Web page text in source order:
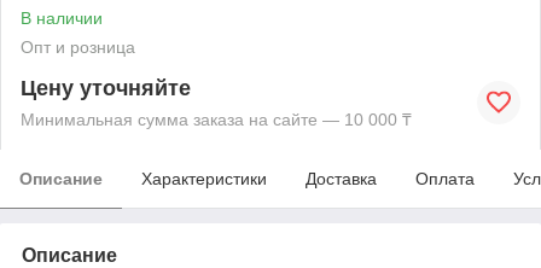
В наличии
Опт и розница
Цену уточняйте
Минимальная сумма заказа на сайте — 10 000 ₸
Описание Характеристики Доставка Оплата
Описание